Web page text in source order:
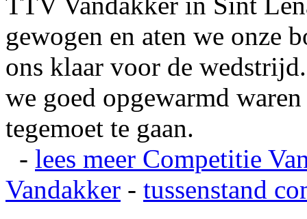
gewogen en aten we onze
ons klaar voor de
we goed opgewarmd
tegemoet te gaan.
- lees meer Competitie
Vandakker - tussenstand